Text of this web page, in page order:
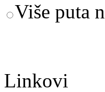
Više puta
Linkovi